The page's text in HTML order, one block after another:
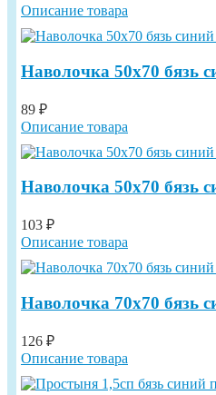
Описание товара
Наволочка 50х70 бязь
89 ₽
Описание товара
Наволочка 50х70 бязь
103 ₽
Описание товара
Наволочка 70х70 бязь
126 ₽
Описание товара